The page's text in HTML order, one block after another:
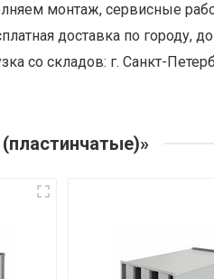
монтаж, сервисные
доставка по городу,
со складов: г. Санкт-